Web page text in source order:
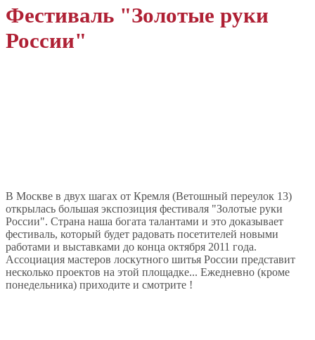
Фестиваль "Золотые руки
России"
В Москве в двух шагах от Кремля (Ветошный переулок 13)
открылась большая экспозиция фестиваля "Золотые руки
России". Страна наша богата талантами и это доказывает
фестиваль, который будет радовать посетителей новыми
работами и выставками до конца октября 2011 года.
Ассоциация мастеров лоскутного шитья России представит
несколько проектов на этой площадке... Ежедневно (кроме
понедельника) приходите и смотрите !